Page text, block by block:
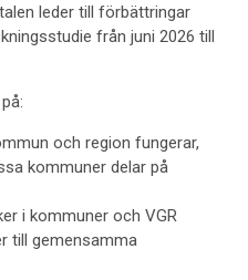
leder till förbättringar
från juni 2026 till
och region fungerar,
kommuner delar på
i kommuner och VGR
till gemensamma